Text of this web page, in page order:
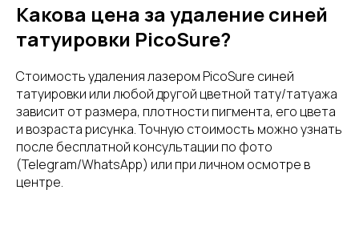
Какова цена за удаление синей
татуировки PicoSure?
Стоимость удаления лазером PicoSure синей
татуировки или любой другой цветной тату/татуажа
зависит от размера, плотности пигмента, его цвета
и возраста рисунка. Точную стоимость можно узнать
после бесплатной консультации по фото
(Telegram/WhatsApp) или при личном осмотре в
центре.